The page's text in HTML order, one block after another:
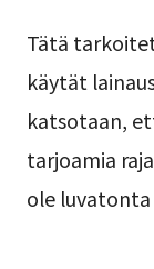
Tätä
käytät
katsotaan,
tarjoamia
ole